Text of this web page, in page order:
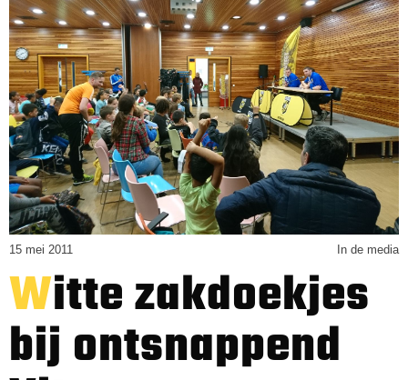
15 mei 2011 In de media
Witte zakdoekjes
bij ontsnappend